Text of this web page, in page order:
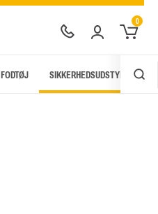
0
FODTØJ SIKKERHEDSUDSTYR